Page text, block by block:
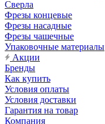
Сверла
Фрезы концевые
Фрезы насадные
Фрезы чашечные
Упаковочные материалы
Акции
Бренды
Как купить
Условия оплаты
Условия доставки
Гарантия на товар
Компания